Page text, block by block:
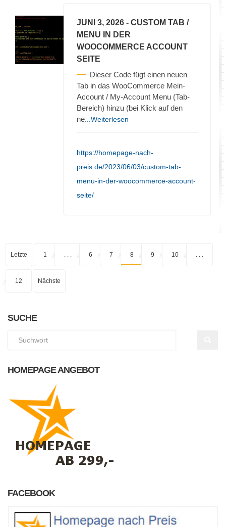
JUNI 3, 2026 - CUSTOM TAB /
MENU IN DER
WOOCOMMERCE ACCOUNT
SEITE
Dieser Code fügt einen neuen
Tab in das WooCommerce Mein-
Account / My-Account Menu (Tab-
Bereich) hinzu (bei Klick auf den
ne ...Weiterlesen
https://homepage-nach-
preis.de/2023/06/03/custom-tab-
menu-in-der-woocommerce-account-
seite/
Letzte 1 6 7 8 9 10
12 Nächste
SUCHE
HOMEPAGE ANGEBOT
FACEBOOK